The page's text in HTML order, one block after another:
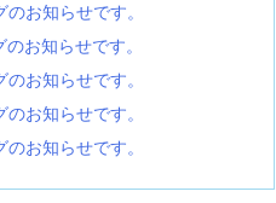
お知らせです。
お知らせです。
お知らせです。
お知らせです。
お知らせです。